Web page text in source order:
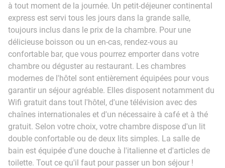
à tout moment de la journée. Un petit-déjeuner continental
express est servi tous les jours dans la grande salle,
toujours inclus dans le prix de la chambre. Pour une
délicieuse boisson ou un en-cas, rendez-vous au
confortable bar, que vous pourrez emporter dans votre
chambre ou déguster au restaurant. Les chambres
modernes de l'hôtel sont entièrement équipées pour vous
garantir un séjour agréable. Elles disposent notamment du
Wifi gratuit dans tout l'hôtel, d'une télévision avec des
chaînes internationales et d'un nécessaire à café et à thé
gratuit. Selon votre choix, votre chambre dispose d'un lit
double confortable ou de deux lits simples. La salle de
bain est équipée d'une douche à l'italienne et d'articles de
toilette. Tout ce qu'il faut pour passer un bon séjour !